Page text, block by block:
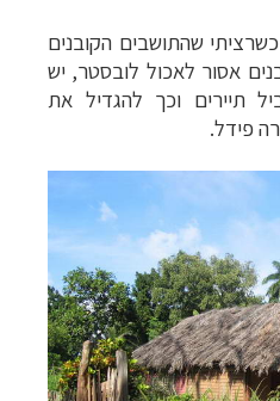
שהתושבים הקובנים
אסור לאכול לובסטר, יש
תיירים וכך להגדיל את
פידל.